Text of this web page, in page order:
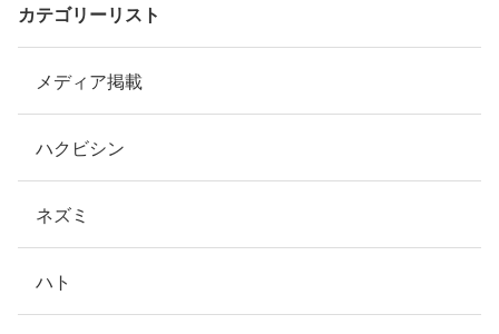
カテゴリーリスト
メディア掲載
ハクビシン
ネズミ
ハト